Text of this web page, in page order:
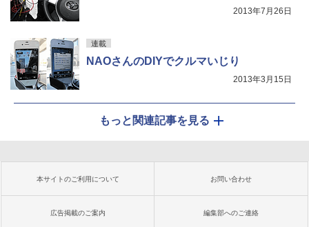
2013年7月26日
連載
NAOさんのDIYでクルマいじり
2013年3月15日
もっと関連記事を見る
本サイトのご利用について お問い合わせ
広告掲載のご案内 編集部へのご連絡